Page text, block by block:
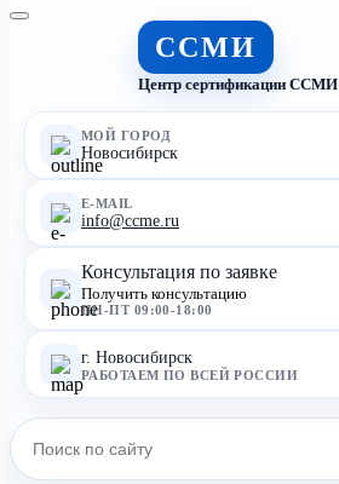
ССМИ
Центр сертификации ССМИ
МОЙ ГОРОД
Новосибирск
E-MAIL
info@ccme.ru
Консультация по заявке
Получить консультацию
ПН-ПТ 09:00-18:00
г. Новосибирск
РАБОТАЕМ ПО ВСЕЙ РОССИИ